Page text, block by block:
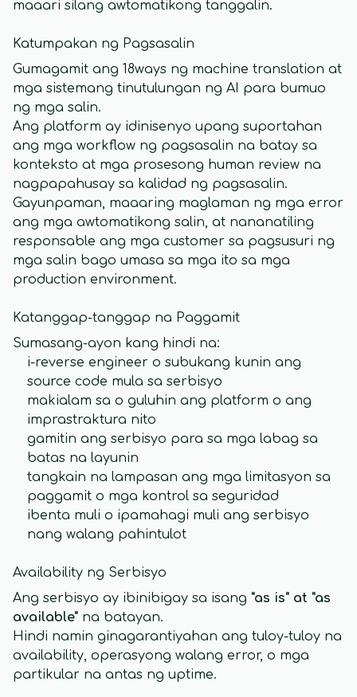
maaari silang awtomatikong tanggalin.
Katumpakan ng Pagsasalin
Gumagamit ang 18ways ng machine translation at
mga sistemang tinutulungan ng AI para bumuo
ng mga salin.
Ang platform ay idinisenyo upang suportahan
ang mga workflow ng pagsasalin na batay sa
konteksto at mga prosesong human review na
nagpapahusay sa kalidad ng pagsasalin.
Gayunpaman, maaaring maglaman ng mga error
ang mga awtomatikong salin, at nananatiling
responsable ang mga customer sa pagsusuri ng
mga salin bago umasa sa mga ito sa mga
production environment.
Katanggap-tanggap na Paggamit
Sumasang-ayon kang hindi na:
i-reverse engineer o subukang kunin ang
source code mula sa serbisyo
makialam sa o guluhin ang platform o ang
imprastraktura nito
gamitin ang serbisyo para sa mga labag sa
batas na layunin
tangkain na lampasan ang mga limitasyon sa
paggamit o mga kontrol sa seguridad
ibenta muli o ipamahagi muli ang serbisyo
nang walang pahintulot
Availability ng Serbisyo
Ang serbisyo ay ibinibigay sa isang "as is" at "as
available" na batayan.
Hindi namin ginagarantiyahan ang tuloy-tuloy na
availability, operasyong walang error, o mga
partikular na antas ng uptime.